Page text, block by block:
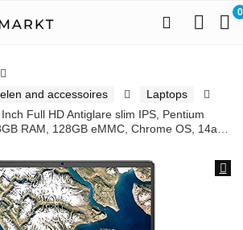
0
and accessoires
Laptops
Full HD Antiglare slim IPS, Pentium
RAM, 128GB eMMC, Chrome OS, 14a…